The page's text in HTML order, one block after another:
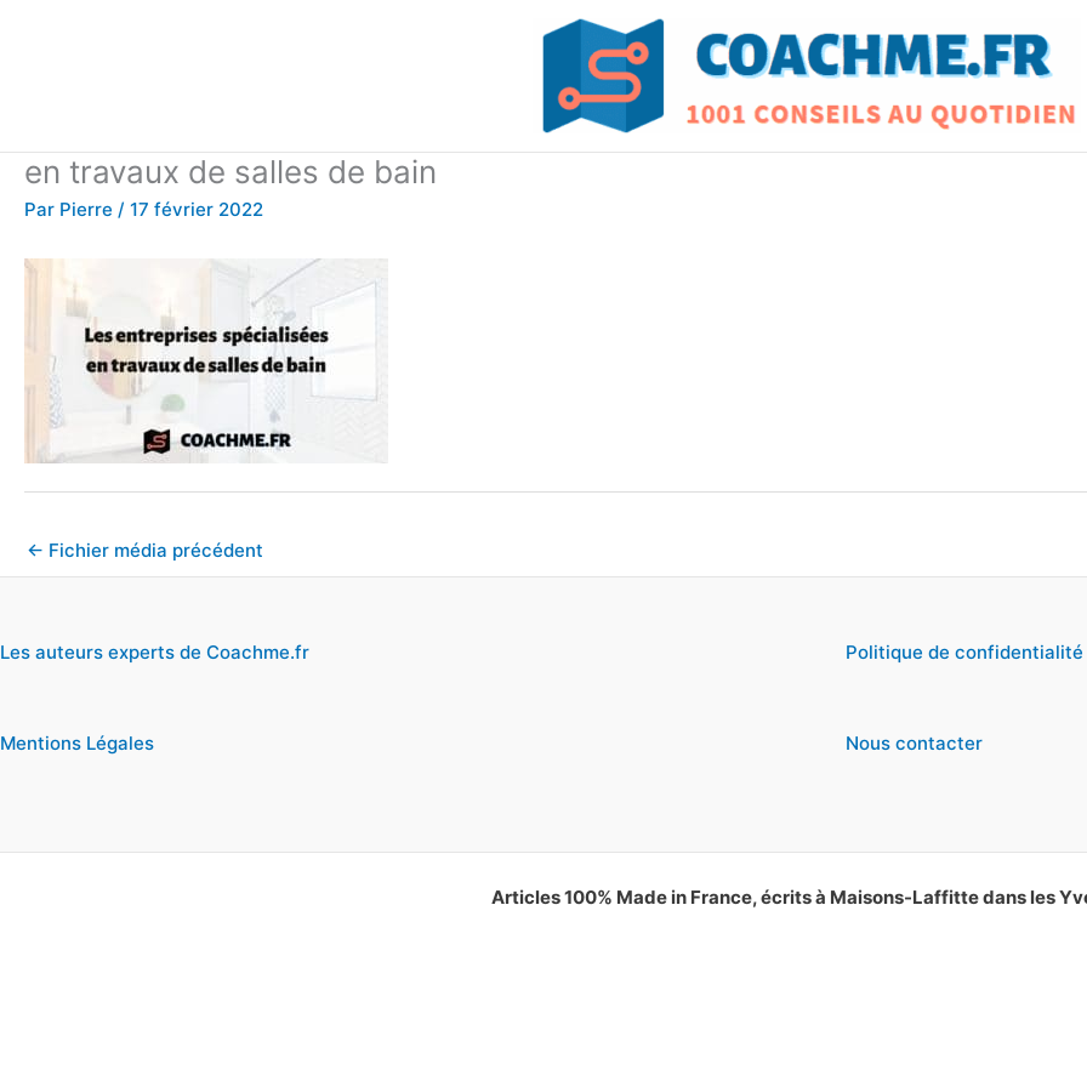
en travaux de salles de bain
Par Pierre / 17 février 2022
← Fichier média précédent
Les auteurs experts de Coachme.fr
Mentions Légales
Politique de confidentialité
Nous contacter
Articles 100% Made in France, écrits à Maisons-Laffitte dans les